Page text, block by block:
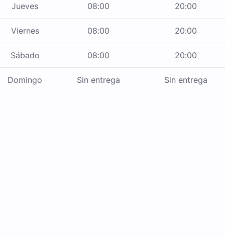
Jueves 08:00 20:00
Viernes 08:00 20:00
Sábado 08:00 20:00
Domingo Sin entrega Sin entrega